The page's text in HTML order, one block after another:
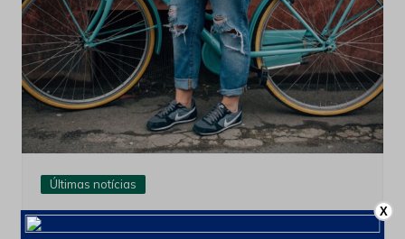
Últimas notícias
Using A Mind Reading Device, ‘locked-
X